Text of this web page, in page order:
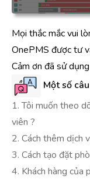
Mọi thắc mắc vui
OnePMS được tư
Cảm ơn đã sử
Một số
1. Tôi muốn theo
viên ?
2. Cách thêm dịch
3. Cách tạo đặt
4. Khách hàng của